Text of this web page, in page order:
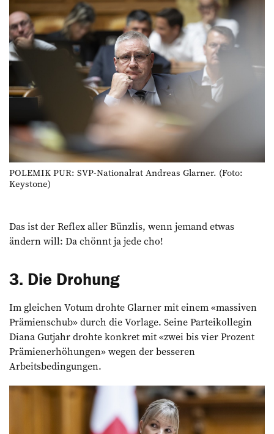
POLEMIK PUR: SVP-Nationalrat Andreas Glarner. (Foto:
Keystone)
Das ist der Reflex aller Bünzlis, wenn jemand etwas
ändern will: Da chönnt ja jede cho!
3. Die Drohung
Im gleichen Votum drohte Glarner mit einem «massiven
Prämienschub» durch die Vorlage. Seine Parteikollegin
Diana Gutjahr drohte konkret mit «zwei bis vier Prozent
Prämienerhöhungen» wegen der besseren
Arbeitsbedingungen.